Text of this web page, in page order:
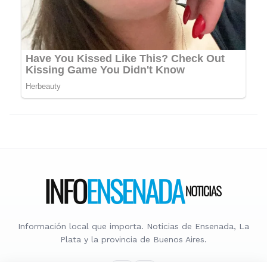
Información local que importa. Noticias de Ensenada, La
Plata y la provincia de Buenos Aires.